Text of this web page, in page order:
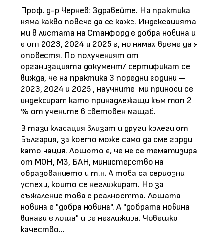
Проф. д-р Чернев: Здравейте. На практика
няма какво повече да се каже. Индексацията
ми в листата на Станфорд е добра новина и
е от 2023, 2024 и 2025 г, но нямах време да я
оповестя. По полученият от
организацията документ/ сертификат се
вижда, че на практика 3 поредни години –
2023, 2024 и 2025 , научните ми приноси се
индексират като принадлежащи към топ 2
% от учените в световен мащаб.
В тази класация влизат и други колеги от
България, за което може само да сме горди
като нация. Лошото е, че не се тематизира
от МОН, МЗ, БАН, министерство на
образованието и т.н. А това са сериозни
успехи, които се неглижират. Но за
съжаление това е реалността. Лошата
новина е "добра новина". А "добрата новина
винаги е лоша" и се неглижира. Човешко
качество...